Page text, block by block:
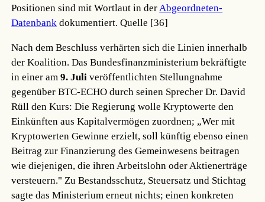
Positionen sind mit Wortlaut in derAbgeordneten-
Datenbank dokumentiert.Quelle [36]
Nach dem Beschluss verhärten sich die Linien innerhalb
der Koalition. Das Bundesfinanzministerium bekräftigte
in einer am9. Juli veröffentlichten Stellungnahme
gegenüber BTC-ECHO durch seinen Sprecher Dr. David
Rüll den Kurs: Die Regierung wolle Kryptowerte den
Einkünften aus Kapitalvermögen zuordnen; „Wer mit
Kryptowerten Gewinne erzielt, soll künftig ebenso einen
Beitrag zur Finanzierung des Gemeinwesens beitragen
wie diejenigen, die ihren Arbeitslohn oder Aktienerträge
versteuern." Zu Bestandsschutz, Steuersatz und Stichtag
sagte das Ministerium erneut nichts; einen konkreten